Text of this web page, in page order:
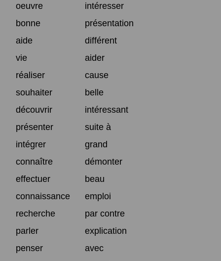
oeuvre
intéresser
bonne
présentation
aide
différent
vie
aider
réaliser
cause
souhaiter
belle
découvrir
intéressant
présenter
suite à
intégrer
grand
connaître
démonter
effectuer
beau
connaissance
emploi
recherche
par contre
parler
explication
penser
avec